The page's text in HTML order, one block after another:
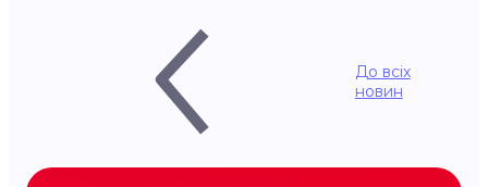
До всіх
новин